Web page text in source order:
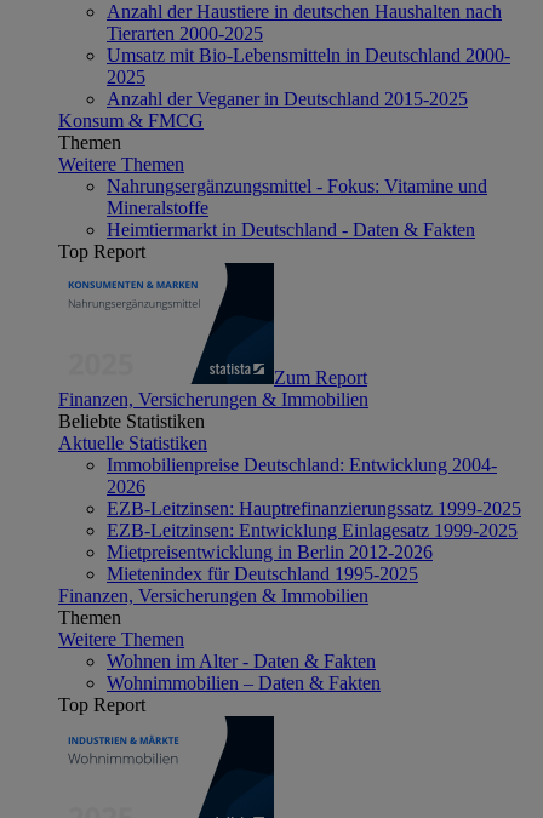
Anzahl der Haustiere in deutschen Haushalten nach
Tierarten 2000-2025
Umsatz mit Bio-Lebensmitteln in Deutschland 2000-
2025
Anzahl der Veganer in Deutschland 2015-2025
Konsum & FMCG
Themen
Weitere Themen
Nahrungsergänzungsmittel - Fokus: Vitamine und
Mineralstoffe
Heimtiermarkt in Deutschland - Daten & Fakten
Top Report
Zum Report
Finanzen, Versicherungen & Immobilien
Beliebte Statistiken
Aktuelle Statistiken
Immobilienpreise Deutschland: Entwicklung 2004-
2026
EZB-Leitzinsen: Hauptrefinanzierungssatz 1999-2025
EZB-Leitzinsen: Entwicklung Einlagesatz 1999-2025
Mietpreisentwicklung in Berlin 2012-2026
Mietenindex für Deutschland 1995-2025
Finanzen, Versicherungen & Immobilien
Themen
Weitere Themen
Wohnen im Alter - Daten & Fakten
Wohnimmobilien – Daten & Fakten
Top Report